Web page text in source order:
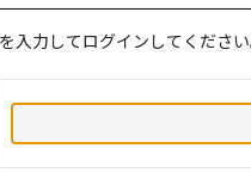
入力してログインしてください